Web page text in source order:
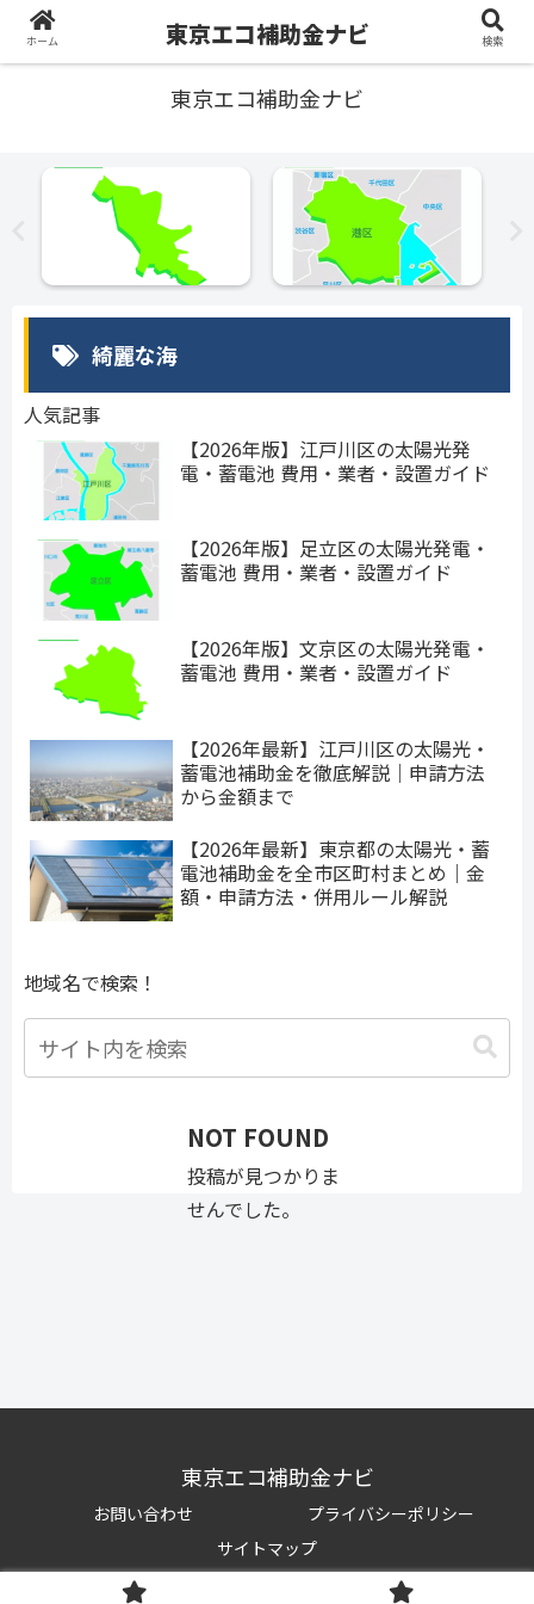
東京エコ補助金ナビ
綺麗な海
人気記事
【2026年版】江戸川区の太陽光発
電・蓄電池 費用・業者・設置ガイド
【2026年版】足立区の太陽光発電・
蓄電池 費用・業者・設置ガイド
【2026年版】文京区の太陽光発電・
蓄電池 費用・業者・設置ガイド
【2026年最新】江戸川区の太陽光・
蓄電池補助金を徹底解説｜申請方法
から金額まで
【2026年最新】東京都の太陽光・蓄
電池補助金を全市区町村まとめ｜金
額・申請方法・併用ルール解説
地域名で検索！
NOT FOUND
投稿が見つかりま
せんでした。
東京エコ補助金ナビ
お問い合わせ
プライバシーポリシー
サイトマップ
© 2021-2026 東京エコ補助金ナビ.
ホーム 東京エコ補助金ナビ 検索